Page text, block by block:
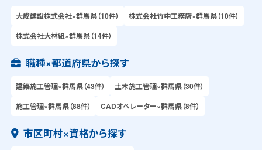
大成建設株式会社×群馬県（10件）
株式会社竹中工務店×群馬県（10件）
株式会社大林組×群馬県（14件）
職種×都道府県から探す
建築施工管理×群馬県（43件）
土木施工管理×群馬県（30件）
施工管理×群馬県（88件）
CADオペレーター×群馬県（8件）
市区町村×資格から探す